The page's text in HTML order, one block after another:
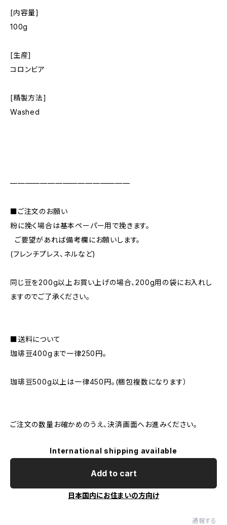
[内容量]
100g
[生産]
コロンビア
[精製方法]
Washed
————————————————
■ご注文のお願い
粉に挽く場合は基本ペーパー用で挽きます。
ご要望があれば備考欄にお願いします。
(フレンチプレス、ネルなど)
同じ豆を200g以上お買い上げの場合、200g用の袋にお入れし
ますのでご了承ください。
■送料について
珈琲豆400gまで一律250円。
珈琲豆500g以上は一律450円。(梱包複数になります）
ご注文の数量お確かめのうえ、決済画面へお進みください。
International shipping available
Add to cart
日本国内にお住まいの方向け
通報する